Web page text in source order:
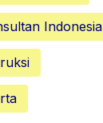
Indonesia